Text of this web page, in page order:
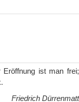
ist man frei;
Friedrich Dürrenmatt